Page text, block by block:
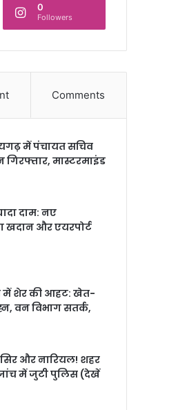
0
Followers
Comments
में पंचायत सचिव
गिरफ्तार, मास्टरमाइंड
दाम: नए
खदान और एयरपोर्ट
में शेर की आहट: खेत-
वन विभाग सतर्क,
और नारियल! शहर
में जुटी पुलिस (देखें